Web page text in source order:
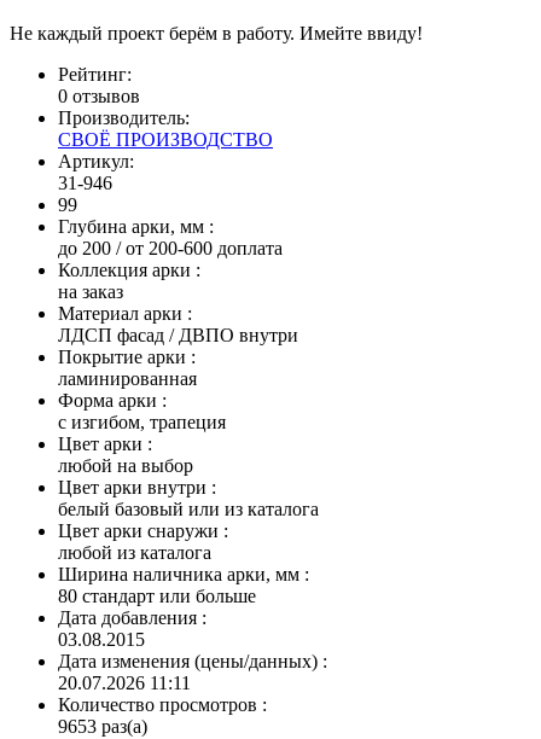
Не каждый проект берём в работу. Имейте ввиду!
Рейтинг:
0 отзывов
Производитель:
СВОЁ ПРОИЗВОДСТВО
Артикул:
31-946
99
Глубина арки, мм :
до 200 / от 200-600 доплата
Коллекция арки :
на заказ
Материал арки :
ЛДСП фасад / ДВПО внутри
Покрытие арки :
ламинированная
Форма арки :
с изгибом, трапеция
Цвет арки :
любой на выбор
Цвет арки внутри :
белый базовый или из каталога
Цвет арки снаружи :
любой из каталога
Ширина наличника арки, мм :
80 стандарт или больше
Дата добавления :
03.08.2015
Дата изменения (цены/данных) :
20.07.2026 11:11
Количество просмотров :
9653 раз(а)